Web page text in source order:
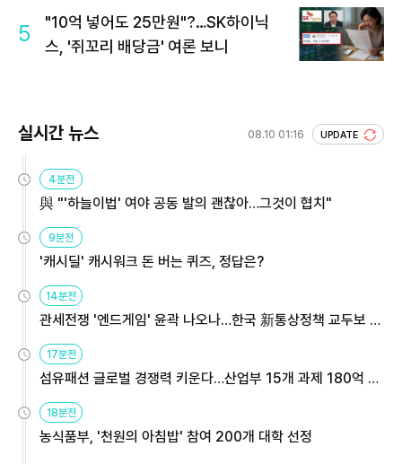
5
"10억 넣어도 25만원"?…SK하이닉
스, '쥐꼬리 배당금' 여론 보니
실시간 뉴스 08.10 01:16 UPDATE
4분전
與 "'하늘이법' 여야 공동 발의 괜찮아…그것이 협치"
9분전
'캐시딜' 캐시워크 돈 버는 퀴즈, 정답은?
14분전
관세전쟁 '엔드게임' 윤곽 나오나…한국 新통상정책 교두보 활
용해야
17분전
섬유패션 글로벌 경쟁력 키운다…산업부 15개 과제 180억 지
원
18분전
농식품부, '천원의 아침밥' 참여 200개 대학 선정